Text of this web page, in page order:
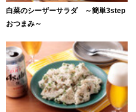
白菜のシーザーサラダ ～簡単3step
おつまみ～